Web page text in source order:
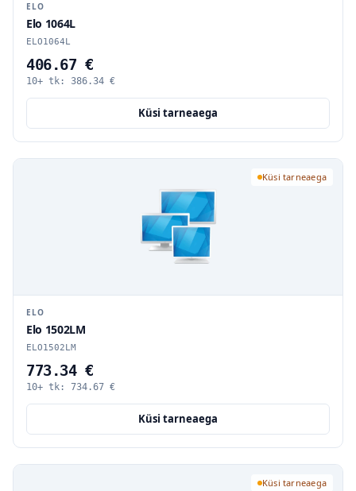
ELO
Elo 1064L
ELO1064L
406.67 €
10+ tk: 386.34 €
Küsi tarneaega
Küsi tarneaega
ELO
Elo 1502LM
ELO1502LM
773.34 €
10+ tk: 734.67 €
Küsi tarneaega
Küsi tarneaega